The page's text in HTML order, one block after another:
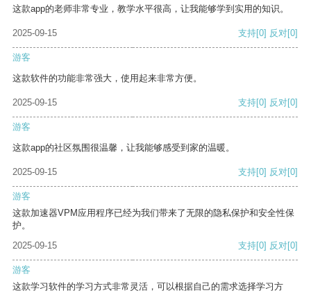
这款app的老师非常专业，教学水平很高，让我能够学到实用的知识。
2025-09-15 支持[0] 反对[0]
游客
这款软件的功能非常强大，使用起来非常方便。
2025-09-15 支持[0] 反对[0]
游客
这款app的社区氛围很温馨，让我能够感受到家的温暖。
2025-09-15 支持[0] 反对[0]
游客
这款加速器VPM应用程序已经为我们带来了无限的隐私保护和安全性保
护。
2025-09-15
支持[0] 反对[0]
游客
这款学习软件的学习方式非常灵活，可以根据自己的需求选择学习方